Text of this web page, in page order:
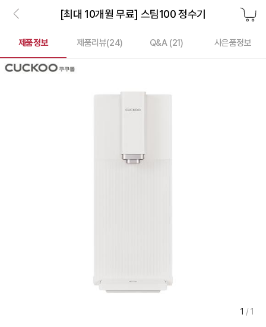
[최대 10개월 무료] 스팀100 정수기
제품정보 제품리뷰(24) Q&A (21) 사은품정보
1 /1